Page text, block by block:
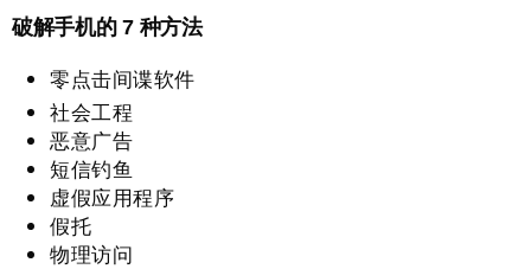
破解手机的 7 种方法
零点击间谍软件
社会工程
恶意广告
短信钓鱼
虚假应用程序
假托
物理访问